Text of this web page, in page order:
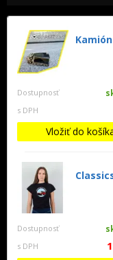
Kamión
Dostupnosť
s DPH
Vložiť do
Dostupnosť
s DPH